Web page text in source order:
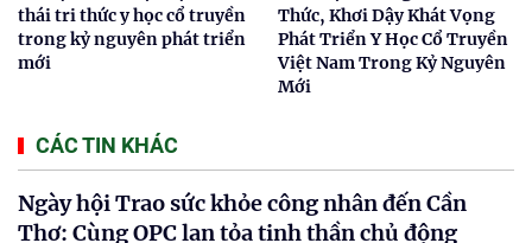
thái tri thức y học cổ truyền
trong kỷ nguyên phát triển
mới
Thức, Khơi Dậy Khát Vọng
Phát Triển Y Học Cổ Truyền
Việt Nam Trong Kỷ Nguyên
Mới
CÁC TIN KHÁC
Ngày hội Trao sức khỏe công nhân đến Cần
Thơ: Cùng OPC lan tỏa tinh thần chủ động